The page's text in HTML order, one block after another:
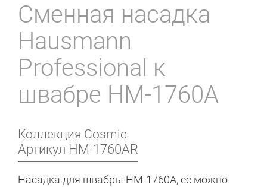
Сменная насадка
Hausmann
Professional к
швабре HM-1760A
Коллекция Cosmic
Артикул HM-1760AR
Насадка для швабры HM-1760A, её можно